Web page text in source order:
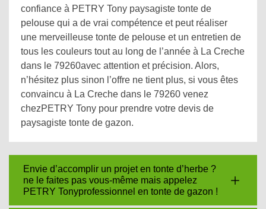
confiance à PETRY Tony paysagiste tonte de
pelouse qui a de vrai compétence et peut réaliser
une merveilleuse tonte de pelouse et un entretien de
tous les couleurs tout au long de l’année à La Creche
dans le 79260avec attention et précision. Alors,
n’hésitez plus sinon l’offre ne tient plus, si vous êtes
convaincu à La Creche dans le 79260 venez
chezPETRY Tony pour prendre votre devis de
paysagiste tonte de gazon.
Envie d’accomplir un projet en tonte d’herbe ?
ne le faites pas vous-même mais appelez
PETRY Tonyprofessionnel en tonte de gazon !